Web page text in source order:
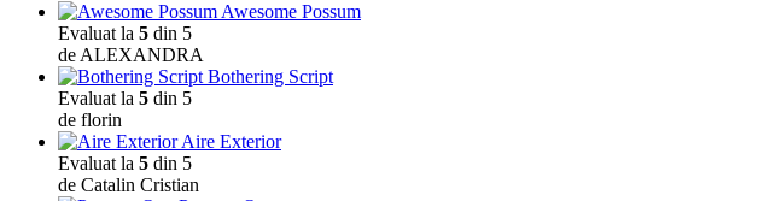
Awesome Possum
Evaluat la 5 din 5
de ALEXANDRA
Bothering Script
Evaluat la 5 din 5
de florin
Aire Exterior
Evaluat la 5 din 5
de Catalin Cristian